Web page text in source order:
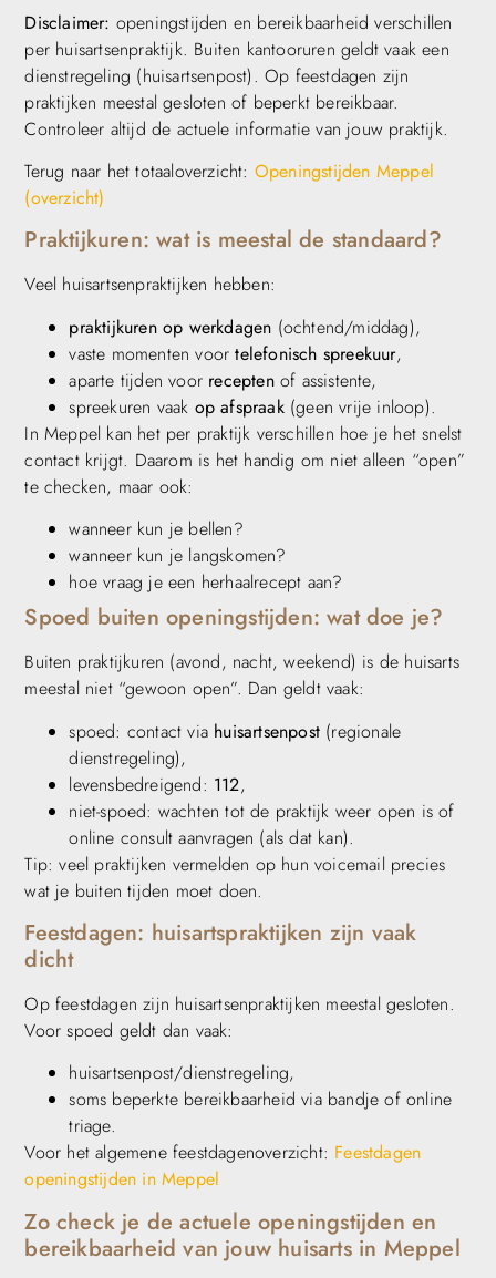
Disclaimer: openingstijden en bereikbaarheid verschillen
per huisartsenpraktijk. Buiten kantooruren geldt vaak een
dienstregeling (huisartsenpost). Op feestdagen zijn
praktijken meestal gesloten of beperkt bereikbaar.
Controleer altijd de actuele informatie van jouw praktijk.
Terug naar het totaaloverzicht: Openingstijden Meppel
(overzicht)
Praktijkuren: wat is meestal de standaard?
Veel huisartsenpraktijken hebben:
praktijkuren op werkdagen (ochtend/middag),
vaste momenten voortelefonisch spreekuur,
aparte tijden voor receptenof assistente,
spreekuren vaak op afspraak(geen vrije inloop).
In Meppel kan het per praktijk verschillen hoe je het snelst
contact krijgt. Daarom is het handig om niet alleen “open”
te checken, maar ook:
wanneer kun je bellen?
wanneer kun je langskomen?
hoe vraag je een herhaalrecept aan?
Spoed buiten openingstijden: wat doe je?
Buiten praktijkuren (avond, nacht, weekend) is de huisarts
meestal niet “gewoon open”. Dan geldt vaak:
spoed: contact via huisartsenpost (regionale
dienstregeling),
levensbedreigend: 112,
niet-spoed: wachten tot de praktijk weer open is of
online consult aanvragen (als dat kan).
Tip: veel praktijken vermelden op hun voicemail precies
wat je buiten tijden moet doen.
Feestdagen: huisartspraktijken zijn vaak
dicht
Op feestdagen zijn huisartsenpraktijken meestal gesloten.
Voor spoed geldt dan vaak:
huisartsenpost/dienstregeling,
soms beperkte bereikbaarheid via bandje of online
triage.
Voor het algemene feestdagenoverzicht: Feestdagen
openingstijden in Meppel
Zo check je de actuele openingstijden en
bereikbaarheid van jouw huisarts in Meppel